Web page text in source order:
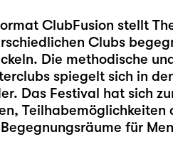
ClubFusion stellt
Clubs
Die methodische
spiegelt sich in
Das Festival hat sich
Teilhabemöglichkeiten
für